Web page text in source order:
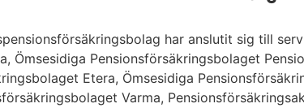
har anslutit sig till
Ömsesidiga Pensionsförsäkringsbolaget
Etera, Ömsesidiga
Varma,